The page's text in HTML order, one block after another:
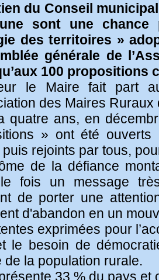
du Conseil
sont une
des territoires »
générale de
100 propositions
le Maire fait part
des Maires
quatre ans, en
» ont été
rejoints par tous,
de la défiance
fois un message
de porter une
d'abandon en un
exprimées pour
le besoin de
de la population rurale.
33 % du pays et